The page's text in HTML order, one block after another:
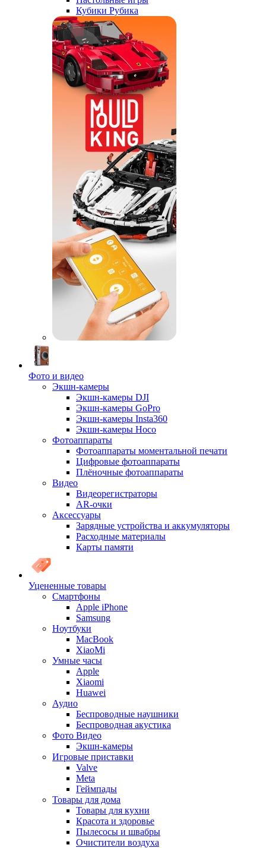
Кубики Рубика
Фото и видео
Экшн-камеры
Экшн-камеры DJI
Экшн-камеры GoPro
Экшн-камеры Insta360
Экшн-камеры Hoco
Фотоаппараты
Фотоаппараты моментальной печати
Цифровые фотоаппараты
Плёночные фотоаппараты
Видео
Видеорегистраторы
AR-очки
Аксессуары
Зарядные устройства и аккумуляторы
Расходные материалы
Карты памяти
Уцененные товары
Cмартфоны
Apple iPhone
Samsung
Ноутбуки
MacBook
XiaoMi
Умные часы
Apple
Xiaomi
Huawei
Аудио
Беспроводные наушники
Беспроводная акустика
Фото Видео
Экшн-камеры
Игровые приставки
Valve
Meta
Геймпады
Товары для дома
Товары для кухни
Красота и здоровье
Пылесосы и швабры
Очистители воздуха